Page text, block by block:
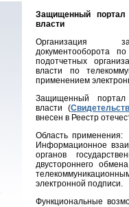
Защищенный портал
власти
Организация
документооборота
подотчетных
власти по
применением
Защищенный портал
власти (
внесен в Реестр
Область применения:
Информационное
органов
двустороннего
электронной подписи.
Функциональные